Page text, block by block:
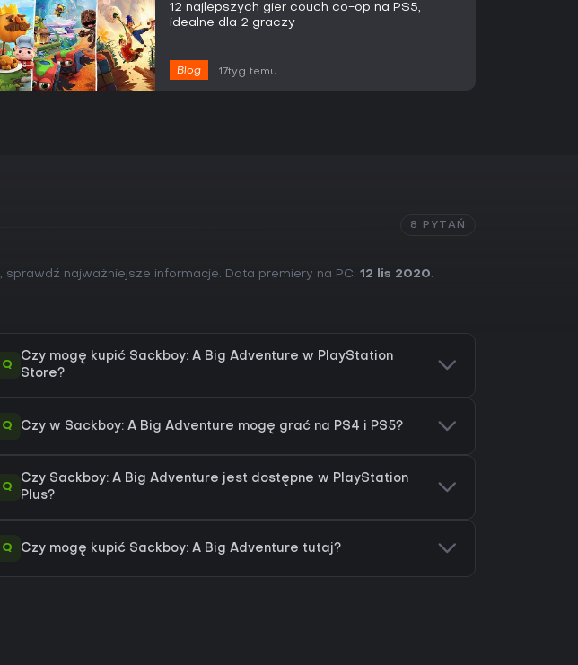
12 najlepszych gier couch co-op na PS5,
idealne dla 2 graczy
Blog 17tyg temu
8 PYTAŃ
, sprawdź najważniejsze informacje. Data premiery na PC: 12 lis 2020.
Q
Czy mogę kupić Sackboy: A Big Adventure w PlayStation
Store?
Q Czy w Sackboy: A Big Adventure mogę grać na PS4 i PS5?
Q
Czy Sackboy: A Big Adventure jest dostępne w PlayStation
Plus?
Q Czy mogę kupić Sackboy: A Big Adventure tutaj?